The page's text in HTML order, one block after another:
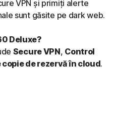
VPN și primiți alerte
sunt găsite pe dark web.
Deluxe?
Secure VPN, Control
de rezervă în cloud.